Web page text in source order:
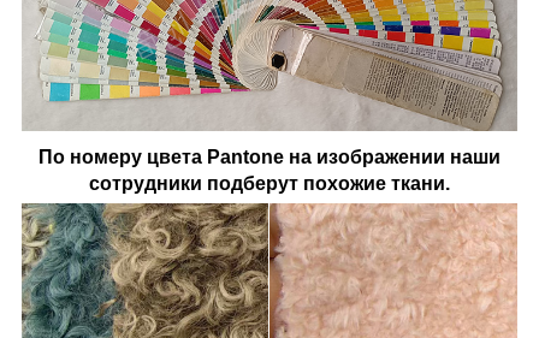
По номеру цвета Pantone на изображении наши
сотрудники подберут похожие ткани.